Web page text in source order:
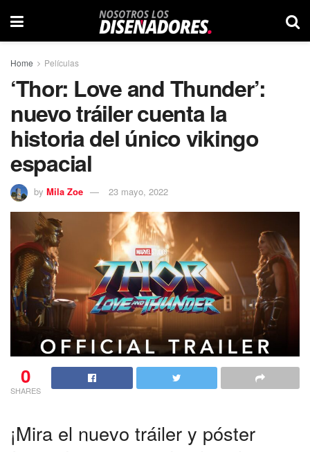
Home Películas
‘Thor: Love and Thunder’:
nuevo tráiler cuenta la
historia del único vikingo
espacial
by Mila Zoe 23 mayo, 2022
0
SHARES
¡Mira el nuevo tráiler y póster